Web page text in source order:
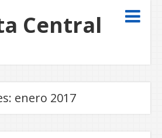
Central
enero 2017